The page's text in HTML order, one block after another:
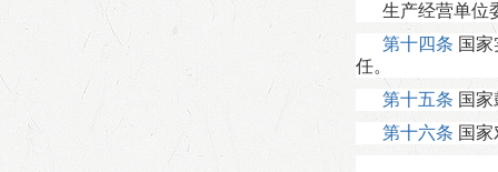
生产经营单位
第十四条 国
任。
第十五条 国
第十六条 国